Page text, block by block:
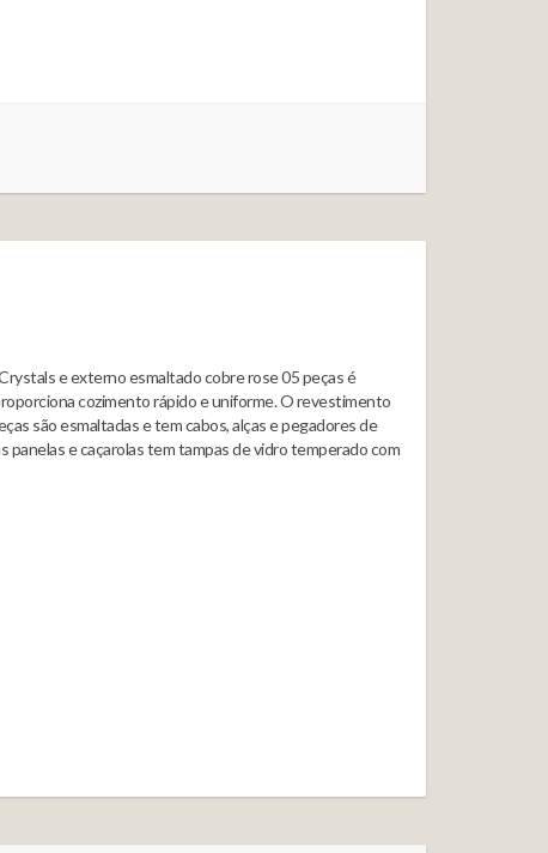
e externo esmaltado cobre rose 05 peças é
cozimento rápido e uniforme. O revestimento
são esmaltadas e tem cabos, alças e pegadores de
e caçarolas tem tampas de vidro temperado com